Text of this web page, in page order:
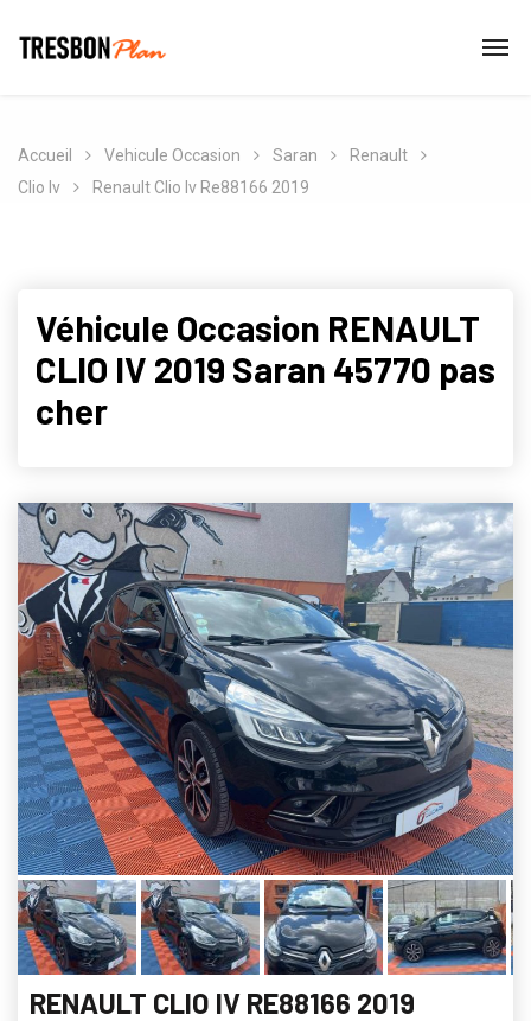
Accueil Vehicule Occasion Saran
Renault
Clio Iv
Renault Clio Iv Re88166 2019
Véhicule Occasion RENAULT
CLIO IV 2019 Saran 45770 pas
cher
RENAULT CLIO IV RE88166 2019